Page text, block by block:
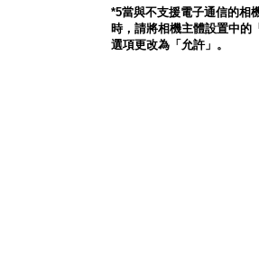
*5當與不支援電子通信的相
時，請將相機主體設置中的
選項更改為「允許」。